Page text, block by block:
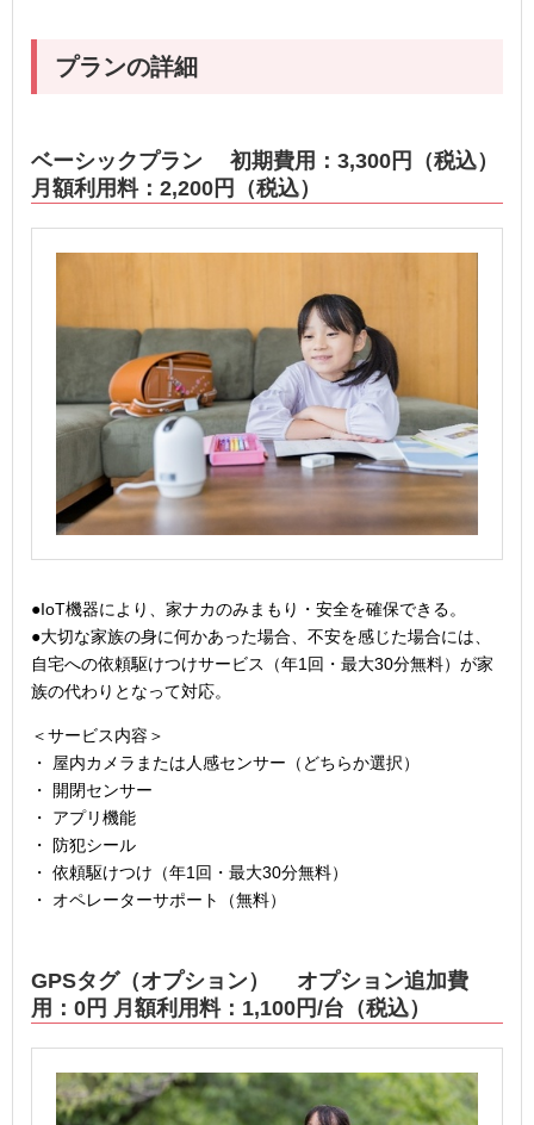
プランの詳細
ベーシックプラン 初期費用：3,300円（税込）
月額利用料：2,200円（税込）
●IoT機器により、家ナカのみまもり・安全を確保できる。
●大切な家族の身に何かあった場合、不安を感じた場合には、
自宅への依頼駆けつけサービス（年1回・最大30分無料）が家
族の代わりとなって対応。
＜サービス内容＞
・ 屋内カメラまたは人感センサー（どちらか選択）
・ 開閉センサー
・ アプリ機能
・ 防犯シール
・ 依頼駆けつけ（年1回・最大30分無料）
・ オペレーターサポート（無料）
GPSタグ（オプション） オプション追加費
用：0円 月額利用料：1,100円/台（税込）